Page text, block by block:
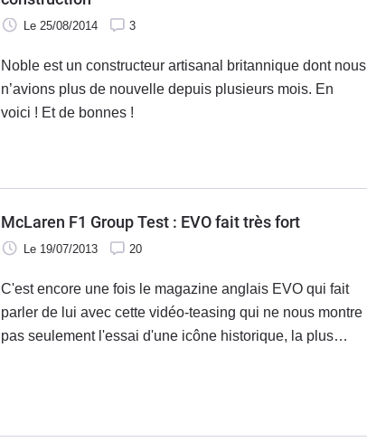
Le 25/08/2014 3
Noble est un constructeur artisanal britannique dont nous
n’avions plus de nouvelle depuis plusieurs mois. En
voici ! Et de bonnes !
McLaren F1 Group Test : EVO fait très fort
Le 19/07/2013 20
C'est encore une fois le magazine anglais EVO qui fait
parler de lui avec cette vidéo-teasing qui ne nous montre
pas seulement l'essai d'une icône historique, la plus